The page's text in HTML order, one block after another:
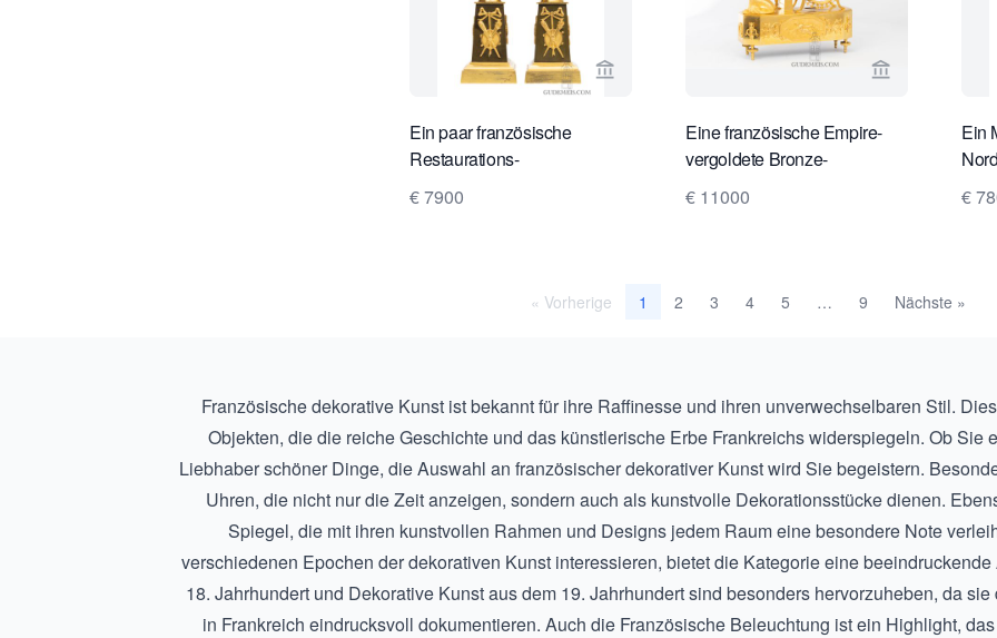
Verkaeuferseite von Gude & Meis Antique
Ein paar französische
Restaurations-
Bronzezierkannen/Kerzenleuchter,
ca. 1825.
€ 7900
Eine französische Empire-
vergoldete Bronze-
Pendeluhr, Ars Amatoria, um
1800 hergestellt.
€ 11000
Ein
€
« Vorherige 1 2 3 4 5 … 9 Nächste »
Französische dekorative Kunst ist bekannt für ihre Raffinesse und ihren unverwechselbaren Stil.
Objekten, die die reiche Geschichte und das künstlerische Erbe Frankreichs widerspiegeln. Ob Sie
Liebhaber schöner Dinge, die Auswahl an französischer dekorativer Kunst wird Sie begeistern.
Uhren, die nicht nur die Zeit anzeigen, sondern auch als kunstvolle Dekorationsstücke dienen.
Spiegel, die mit ihren kunstvollen Rahmen und Designs jedem Raum eine besondere Note
verschiedenen Epochen der dekorativen Kunst interessieren, bietet die Kategorie eine
18. Jahrhundertund Dekorative Kunst aus dem 19. Jahrhundertsind besonders hervorzuheben, da
in Frankreich eindrucksvoll dokumentieren. Auch die Französische Beleuchtung ist ein Highlight,